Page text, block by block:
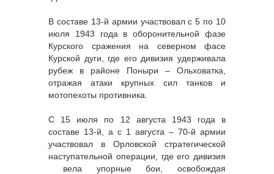
В составе 13-й армии участвовал с 5 по 10
июля 1943 года в оборонительной фазе
Курского сражения на северном фасе
Курской дуги, где его дивизия удерживала
рубеж в районе Поныри – Ольховатка,
отражая атаки крупных сил танков и
мотопехоты противника.
С 15 июля по 12 августа 1943 года в
составе 13-й, а с 1 августа – 70-й армии
участвовал в Орловской стратегической
наступательной операции, где его дивизия
вела упорные бои, освобождая